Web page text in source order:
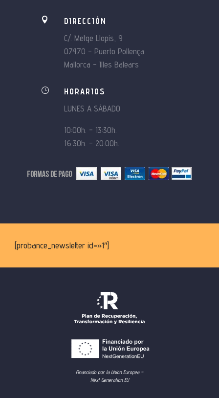

DIRECCIÓN
C/. Metge Llopis, 9
07470 – Puerto Pollença
Mallorca – Illes Balears
}
HORARIOS
LUNES A SÁBADO
10:00h. – 13:30h.
16:30h. – 20:00h.
[probance_newsletter id=»1″]
Financiado por la Unión Europea –
Next Generation EU